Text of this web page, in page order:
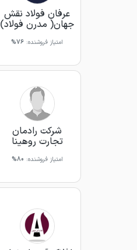
عرفان فولاد نقش
جهان( مدرن فولاد)
امتیاز فروشنده: 76%
شرکت رادمان
تجارت روهینا
امتیاز فروشنده: 80%